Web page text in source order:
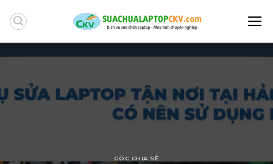
content
GÓC CHIA SẺ